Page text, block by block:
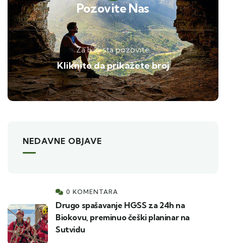
Pozovite Nas
Za bilo sta pozovite
Kliknite da prikažete broj
NEDAVNE OBJAVE
0 KOMENTARA
Drugo spašavanje HGSS za 24h na
Biokovu, preminuo češki planinar na
Sutvidu